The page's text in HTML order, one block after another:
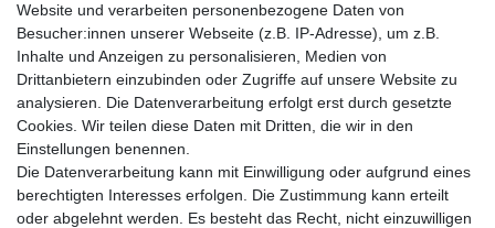
Shop
Zahlungs- und Versandbedingungen
Warenkorb
Kasse
Mein Konto
Website und verarbeiten personenbezogene Daten von
Besucher:innen unserer Webseite (z.B. IP-Adresse), um z.B.
Inhalte und Anzeigen zu personalisieren, Medien von
Drittanbietern einzubinden oder Zugriffe auf unsere Website zu
analysieren. Die Datenverarbeitung erfolgt erst durch gesetzte
Cookies. Wir teilen diese Daten mit Dritten, die wir in den
Einstellungen benennen.
Die Datenverarbeitung kann mit Einwilligung oder aufgrund eines
berechtigten Interesses erfolgen. Die Zustimmung kann erteilt
oder abgelehnt werden. Es besteht das Recht, nicht einzuwilligen